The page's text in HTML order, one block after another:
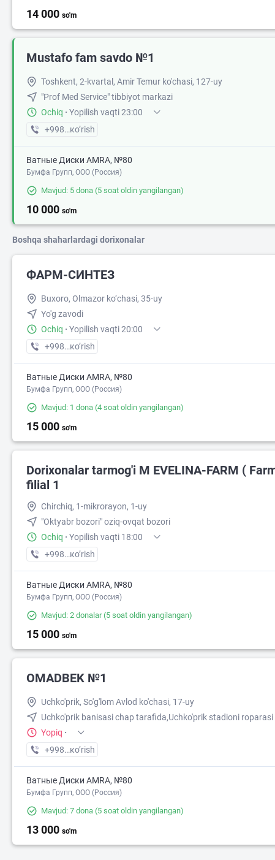
14 000 so'm
Mustafo fam savdo №1
Toshkent, 2-kvartal, Amir Temur ko'chasi, 127-uy
"Prof Med Service" tibbiyot markazi
Ochiq · Yopilish vaqti 23:00
+998 (71) XXX-XX-XX
кo’rish
Ватные Диски AMRA, №80
Бумфа Групп, ООО (Россия)
Mavjud: 5 dona (5 soat oldin yangilangan)
10 000 so'm
Boshqa shaharlardagi dorixonalar
ФАРМ-СИHТЕЗ
Buxoro, Olmazor ko‘chasi, 35-uy
Yo'g zavodi
Ochiq · Yopilish vaqti 20:00
+998 (88) XXX-XX-XX
кo’rish
Ватные Диски AMRA, №80
Бумфа Групп, ООО (Россия)
Mavjud: 1 dona (4 soat oldin yangilangan)
15 000 so'm
Dorixonalar tarmog'i M EVELINA-FARM (
filial 1
Chirchiq, 1-mikrorayon, 1-uy
"Oktyabr bozori" oziq-ovqat bozori
Ochiq · Yopilish vaqti 18:00
+998 (95) XXX-XX-XX
кo’rish
Ватные Диски AMRA, №80
Бумфа Групп, ООО (Россия)
Mavjud: 2 donalar(5 soat oldin yangilangan)
15 000 so'm
OMADBEK №1
Uchko'prik, So'g'lom Avlod ko'chasi, 17-uy
Uchko'prik banisasi chap tarafida,Uchko'prik stadioni roparasi
Yopiq ·
+998 (91) XXX-XX-XX
кo’rish
Ватные Диски AMRA, №80
Бумфа Групп, ООО (Россия)
Mavjud: 7 dona (5 soat oldin yangilangan)
13 000 so'm